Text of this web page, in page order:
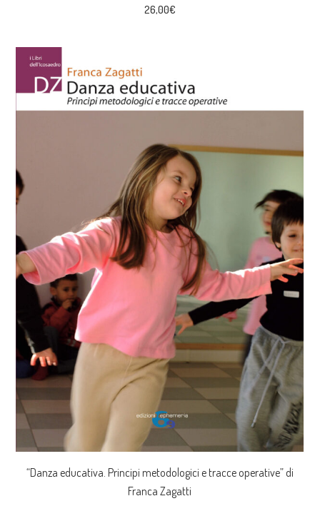
26,00€
“Danza educativa. Principi metodologici e tracce operative” di
Franca Zagatti